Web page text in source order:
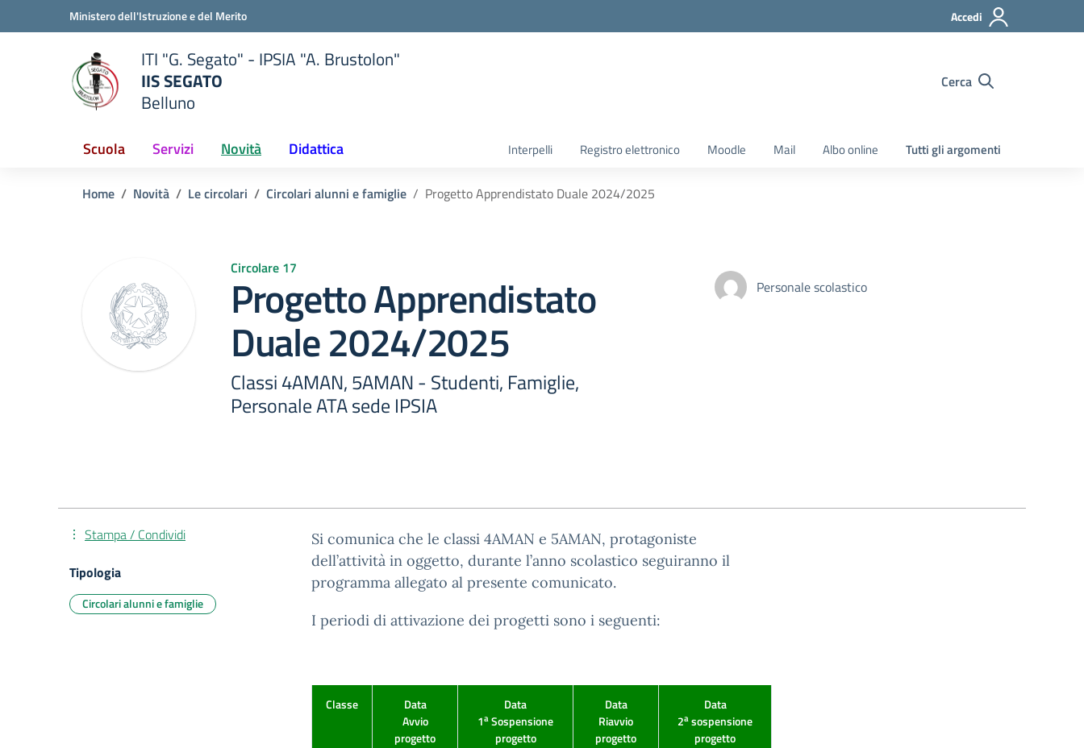
Vai ai contenuti
Vai al menu di navigazioneMinistero dell'Istruzione e del Merito Accedi
scuola
ITI "G. Segato" - IPSIA "A. Brustolon"
IIS SEGATO
Belluno
Cerca
Scuola Servizi Novità Didattica Interpelli Registro elettronico Moodle Mail Albo online Tutti gli argomenti
Home Novità Le circolari Circolari alunni e famiglie Progetto Apprendistato Duale 2024/2025
Circolare 17
Progetto Apprendistato
Duale 2024/2025
Classi 4AMAN, 5AMAN - Studenti, Famiglie,
Personale ATA sede IPSIA
Personale scolastico
Si comunica che le classi 4AMAN e 5AMAN, protagoniste
dell’attività in oggetto, durante l’anno scolastico seguiranno il
programma allegato al presente comunicato.
I periodi di attivazione dei progetti sono i seguenti:
Classe
Data
Avvio
progetto
Data
1aSospensione
progetto
Data
Riavvio
progetto
Data
2asospensione
progetto
Stampa / Condividi
Tipologia
Circolari alunni e famiglie